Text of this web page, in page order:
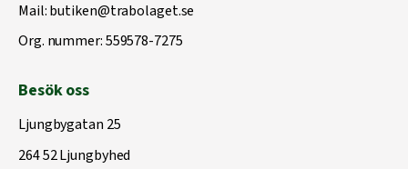
Mail:butiken@trabolaget.se
Org. nummer: 559578-7275
Besök oss
Ljungbygatan 25
264 52 Ljungbyhed